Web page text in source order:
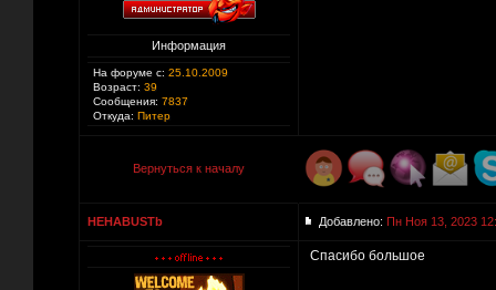
Информация
На форуме с: 25.10.2009
Возраст: 39
Сообщения: 7837
Откуда: Питер
Вернуться к началу
HEHABUSTb Добавлено: Пн Ноя 13, 2023
Спасибо большое